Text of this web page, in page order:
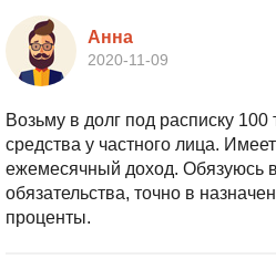
Анна
2020-11-09
Возьму в долг под расписку
средства у частного лица.
ежемесячный доход. Обязуюсь
обязательства, точно в
проценты.